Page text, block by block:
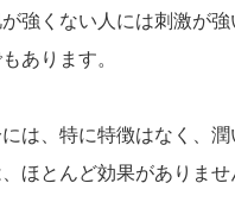
強くない人には刺激が
あります。
は、特に特徴はなく、潤
ほとんど効果がありませ